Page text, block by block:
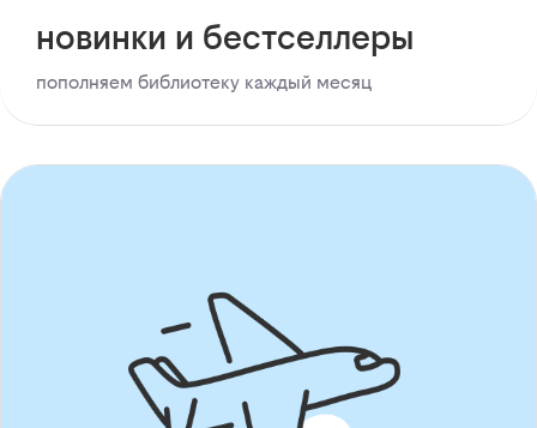
новинки и бестселлеры
пополняем библиотеку каждый месяц